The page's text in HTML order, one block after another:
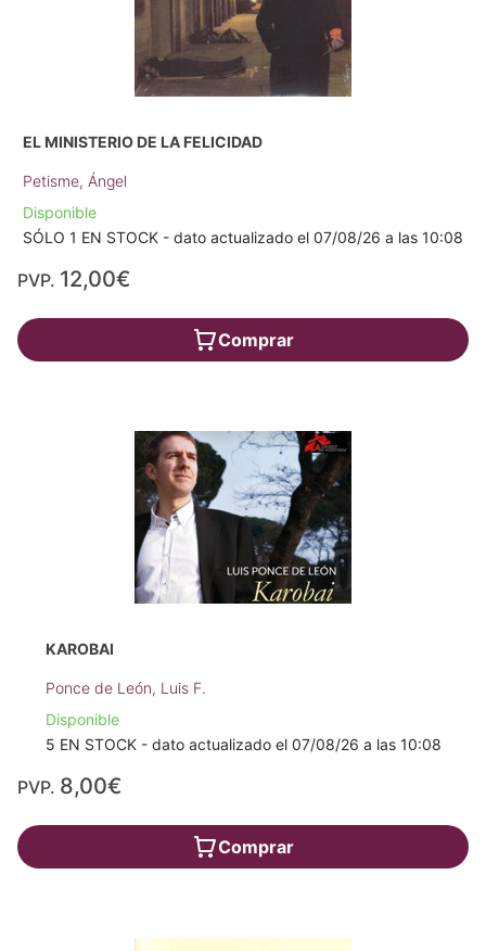
EL MINISTERIO DE LA FELICIDAD
Petisme, Ángel
Disponible
SÓLO 1 EN STOCK - dato actualizado el 07/08/26 a las 10:08
PVP. 12,00€
Comprar
KAROBAI
Ponce de León, Luis F.
Disponible
5 EN STOCK - dato actualizado el 07/08/26 a las 10:08
PVP. 8,00€
Comprar